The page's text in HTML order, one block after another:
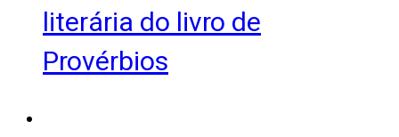
literária do livro de
Provérbios